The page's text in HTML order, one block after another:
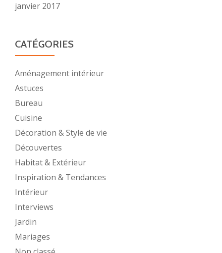
janvier 2017
CATÉGORIES
Aménagement intérieur
Astuces
Bureau
Cuisine
Décoration & Style de vie
Découvertes
Habitat & Extérieur
Inspiration & Tendances
Intérieur
Interviews
Jardin
Mariages